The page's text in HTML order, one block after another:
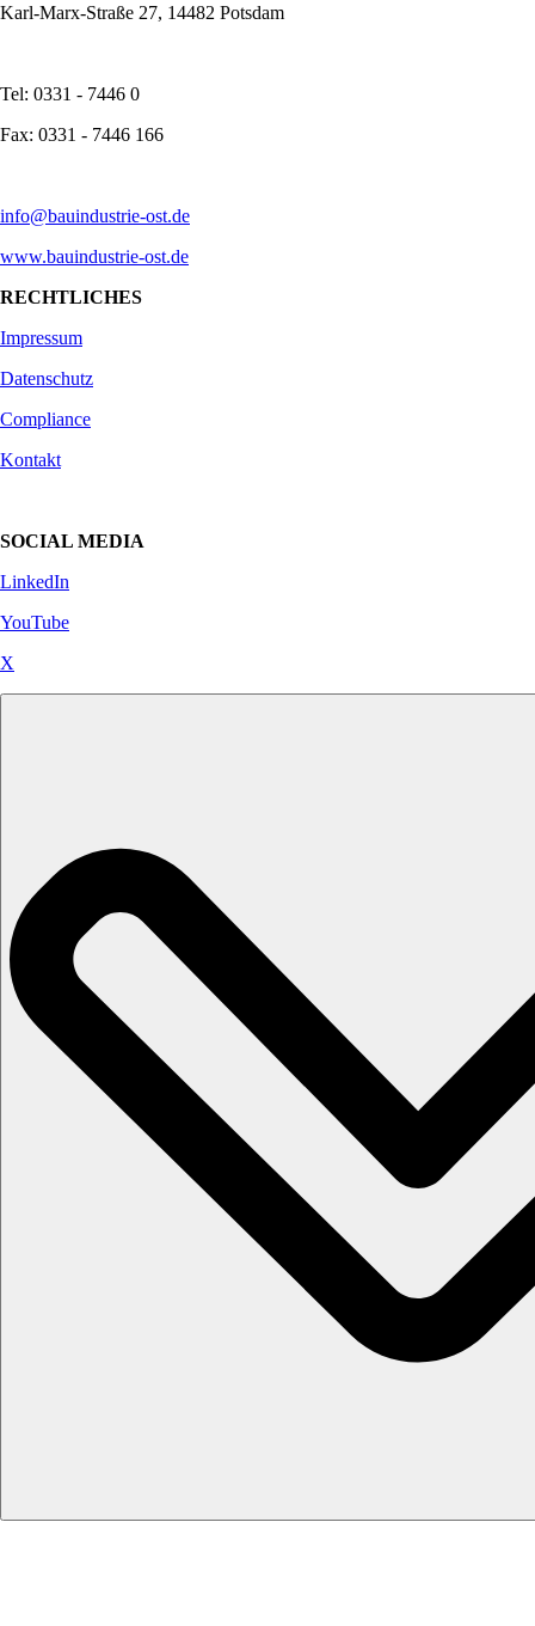
Karl-Marx-Straße 27, 14482 Potsdam
Tel: 0331 - 7446 0
Fax: 0331 - 7446 166
info@bauindustrie-ost.de
www.bauindustrie-ost.de
RECHTLICHES
Impressum
Datenschutz
Compliance
Kontakt
SOCIAL MEDIA
LinkedIn
YouTube
X